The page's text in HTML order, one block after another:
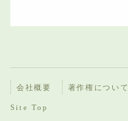
会社概要 著作権について
Site Top